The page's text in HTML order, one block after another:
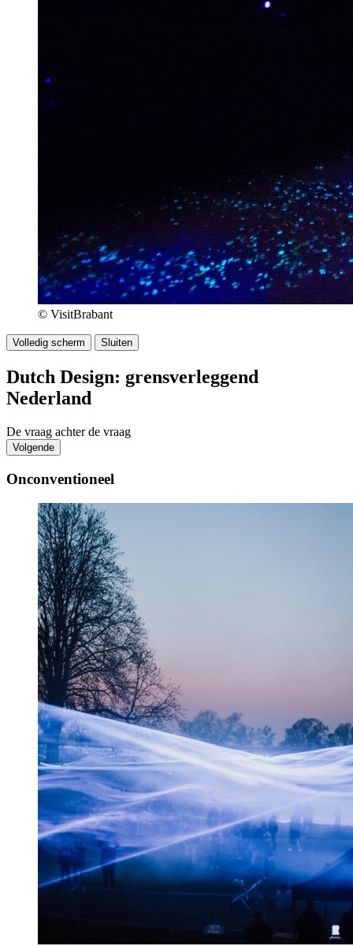
© VisitBrabant
Volledig scherm Sluiten
Dutch Design: grensverleggend
Nederland
De vraag achter de vraag
Volgende
Onconventioneel